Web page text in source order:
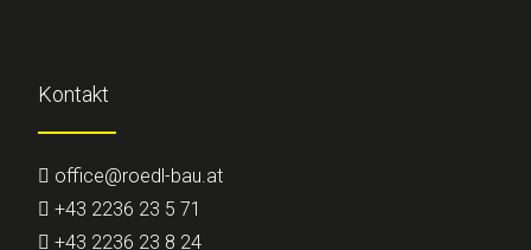
Kontakt
office@roedl-bau.at
+43 2236 23 5 71
+43 2236 23 8 24